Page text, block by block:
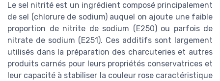
Le sel nitrité est un ingrédient composé principalement
de sel (chlorure de sodium) auquel on ajoute une faible
proportion de nitrite de sodium (E250) ou parfois de
nitrate de sodium (E251). Ces additifs sont largement
utilisés dans la préparation des charcuteries et autres
produits carnés pour leurs propriétés conservatrices et
leur capacité à stabiliser la couleur rose caractéristique